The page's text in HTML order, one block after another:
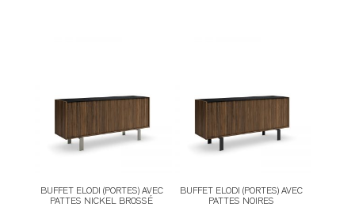
BUFFET ELODI (PORTES) AVEC
PATTES NICKEL BROSSÉ
BUFFET ELODI (PORTES) AVEC
PATTES NOIRES